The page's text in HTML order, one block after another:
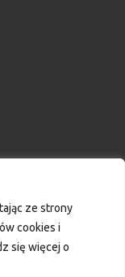
ze strony
cookies i
się więcej o